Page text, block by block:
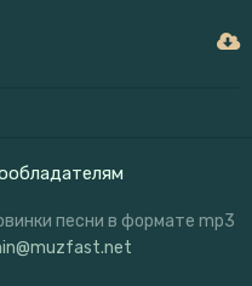
песни в формате mp3